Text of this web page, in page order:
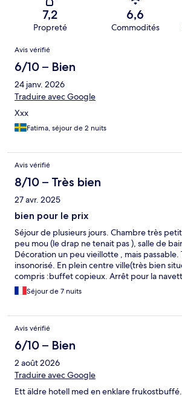
7,2
Propreté
6,6
Commodités
Avis
Avis vérifié
6/10 – Bien
24 janv. 2026
Traduire avec Google
Xxx
Fatima, séjour de 2 nuits
Avis vérifié
8/10 – Très bien
27 avr. 2025
bien pour le prix
Séjour de plusieurs jours. Chambre très
peu mou (le drap ne tenait pas ), salle de
Décoration un peu vieillotte , mais passable.
insonorisé. En plein centre ville(très bien
compris :buffet copieux. Arrêt pour la
proximité).Dans l'ensemble, bien pour ce
Séjour de 7 nuits
Avis vérifié
6/10 – Bien
2 août 2026
Traduire avec Google
Ett äldre hotell med en enklare frukostbuffé.